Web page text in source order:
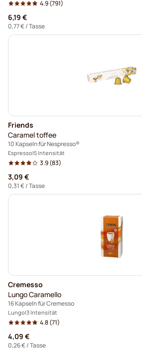
4.9(791)
6,19 €
0,77 €/ Tasse
Friends
Caramel toffee
10 Kapseln für Nespresso®
Espresso 5 Intensität
3.9(83)
3,09 €
0,31 €/ Tasse
Cremesso
Lungo Caramello
16 Kapseln für Cremesso
Lungo 3 Intensität
4.8(71)
4,09 €
0,26 €/ Tasse